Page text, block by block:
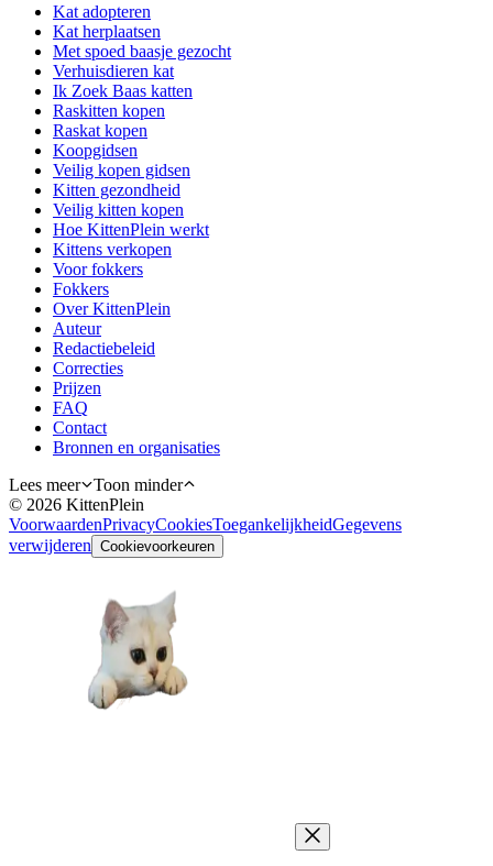
Kat adopteren
Kat herplaatsen
Met spoed baasje gezocht
Verhuisdieren kat
Ik Zoek Baas katten
Raskitten kopen
Raskat kopen
Koopgidsen
Veilig kopen gidsen
Kitten gezondheid
Veilig kitten kopen
Hoe KittenPlein werkt
Kittens verkopen
Voor fokkers
Fokkers
Over KittenPlein
Auteur
Redactiebeleid
Correcties
Prijzen
FAQ
Contact
Bronnen en organisaties
Lees meer
Toon minder
© 2026 KittenPlein
VoorwaardenPrivacyCookiesToegankelijkheidGegevens
verwijderen Cookievoorkeuren